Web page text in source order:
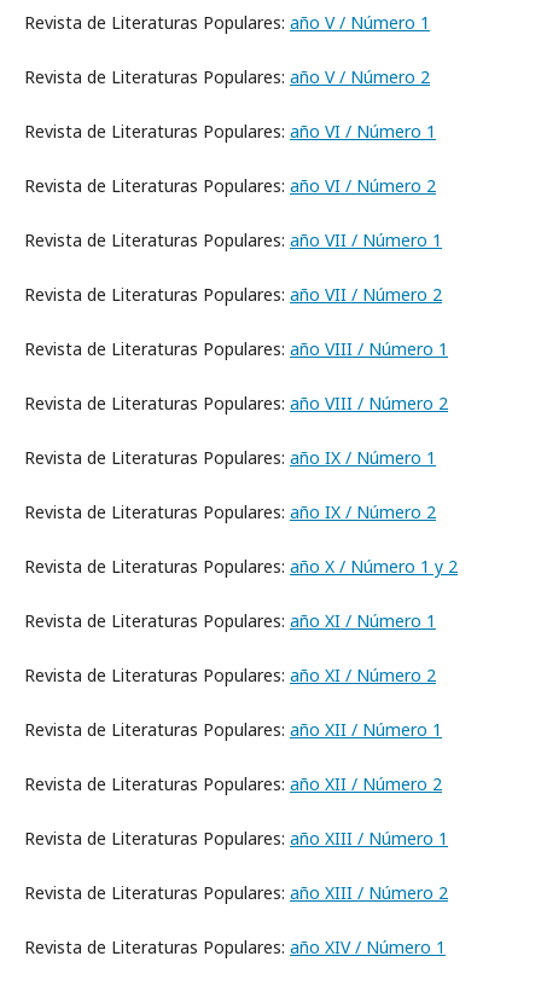
Revista de Literaturas Populares: año V / Número 1
Revista de Literaturas Populares: año V / Número 2
Revista de Literaturas Populares: año VI / Número 1
Revista de Literaturas Populares: año VI / Número 2
Revista de Literaturas Populares: año VII / Número 1
Revista de Literaturas Populares: año VII / Número 2
Revista de Literaturas Populares: año VIII / Número 1
Revista de Literaturas Populares: año VIII / Número 2
Revista de Literaturas Populares: año IX / Número 1
Revista de Literaturas Populares: año IX / Número 2
Revista de Literaturas Populares: año X / Número 1 y 2
Revista de Literaturas Populares: año XI / Número 1
Revista de Literaturas Populares: año XI / Número 2
Revista de Literaturas Populares: año XII / Número 1
Revista de Literaturas Populares: año XII / Número 2
Revista de Literaturas Populares: año XIII / Número 1
Revista de Literaturas Populares: año XIII / Número 2
Revista de Literaturas Populares: año XIV / Número 1